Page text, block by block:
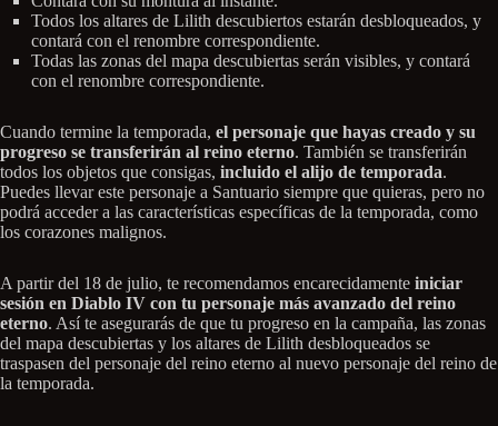
Todos los altares de Lilith descubiertos estarán desbloqueados, y
contará con el renombre correspondiente.
Todas las zonas del mapa descubiertas serán visibles, y contará
con el renombre correspondiente.
Cuando termine la temporada, el personaje que hayas creado y su
progreso se transferirán al reino eterno. También se transferirán
todos los objetos que consigas, incluido el alijo de temporada.
Puedes llevar este personaje a Santuario siempre que quieras, pero no
podrá acceder a las características específicas de la temporada, como
los corazones malignos.
A partir del 18 de julio, te recomendamos encarecidamente iniciar
sesión en Diablo IV con tu personaje más avanzado del reino
eterno. Así te asegurarás de que tu progreso en la campaña, las zonas
del mapa descubiertas y los altares de Lilith desbloqueados se
traspasen del personaje del reino eterno al nuevo personaje del reino de
la temporada.